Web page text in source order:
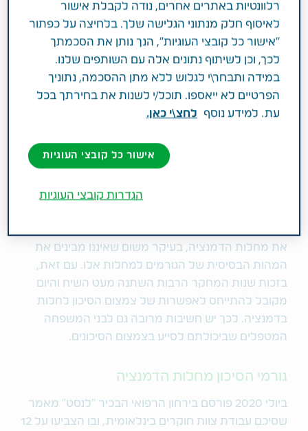
יכיר
במחלות הדמנציה למרות המחקר הרב והעניין שהן
מעוררות בקהילה המדעית רב הנסתר על הגלוי. אם יש
שני דברים שבינתיים אנחנו יודעים בוודאות על מחלות
הדמנציה למרות כל ההתקדמות במחקר הם שאנחנו
עדיין לא יודעים למנוע את קבוצת המחלות ממשפחת
במיוחד, אבל זה רק אומר שהמחקר לגביהן רחוק
המחלות הללו הרבה יותר מאשר בעבר.
את מחלות הדמנציה, בעיקר משום שאיננו מבינים את
המהות הבסיסית של הגורמים למחלות אלו. עם זאת,
בזכות שנות המחקר הרבות השתנה מעט השיח והיום
מקובל להתייחס לאפשרות של צמצום הסיכון לחלות
בדמנציה. לכך יש חשיבות מרובה גם לבני המשפחה
המטפלים שביכולתם לסייע בצמצום הסיכונים.
גורמי הסיכון מחלות הדמנציה
ביולי 2020 פורסם בירחון הרפואי הבכיר "לנסט" מאמר
שסיכם עבודת צוות חוקרים בינלאומית, ובו הצביעו על 12
רלוונטיות באתרים אחרים, נודה לקבלת אישור
לאיסוף חלק מנתוני הגלישה שלך. בלחיצה על כפתור
"אישור כל קובצי העוגיות", הנך נותן את הסכמתך
לכך, וכן לשיתוף נתונים אלה עם השותפים שלנו.
במידה ותבחר\י לגלוש ללא מתן ההסכמה, נתוניך
הפרטיים לא ייאספו. תוכל/י לשנות את בחירתך בכל
עת. למידע נוסף
לחצ\י כאן.
אישור כל קובצי העוגיות
הגדרות קובצי העוגיות